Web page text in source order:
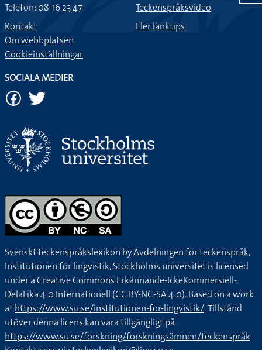
Telefon: 08-16 23 47
Kontakt
Om webbplatsen
Cookieinställningar
Teckenspråksvideo
Fler länktips
SOCIALA MEDIER
Svenskt teckenspråkslexikon byAvdelningen för teckenspråk,
Institutionen för lingvistik, Stockholms universitetis licensed
under aCreative Commons Erkännande-IckeKommersiell-
DelaLika 4.0 Internationell (CC BY-NC-SA 4.0).Based on a work
athttps://www.su.se/institutionen-for-lingvistik/. Tillstånd
utöver denna licens kan vara tillgängligt på
https://www.su.se/forskning/forskningsämnen/teckenspråk.